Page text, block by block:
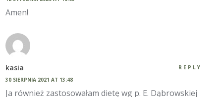
Amen!
kasia
30 SIERPNIA 2021 AT 13:48
REPLY
Ja również zastosowałam dietę wg p. E. Dąbrowskiej